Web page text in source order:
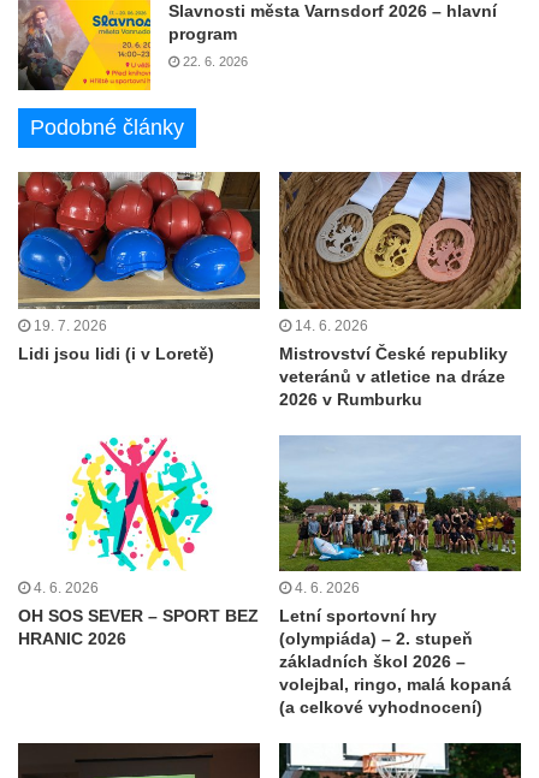
Slavnosti města Varnsdorf 2026 – hlavní
program
22. 6. 2026
Podobné články
19. 7. 2026
Lidi jsou lidi (i v Loretě)
14. 6. 2026
Mistrovství České republiky
veteránů v atletice na dráze
2026 v Rumburku
4. 6. 2026
OH SOS SEVER – SPORT BEZ
HRANIC 2026
4. 6. 2026
Letní sportovní hry
(olympiáda) – 2. stupeň
základních škol 2026 –
volejbal, ringo, malá kopaná
(a celkové vyhodnocení)